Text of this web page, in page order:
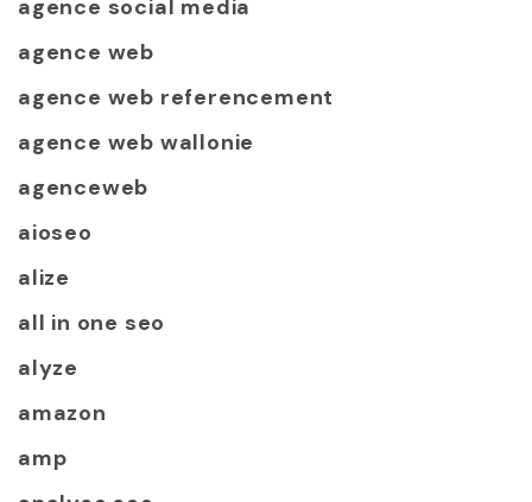
agence social media
agence web
agence web referencement
agence web wallonie
agenceweb
aioseo
alize
all in one seo
alyze
amazon
amp